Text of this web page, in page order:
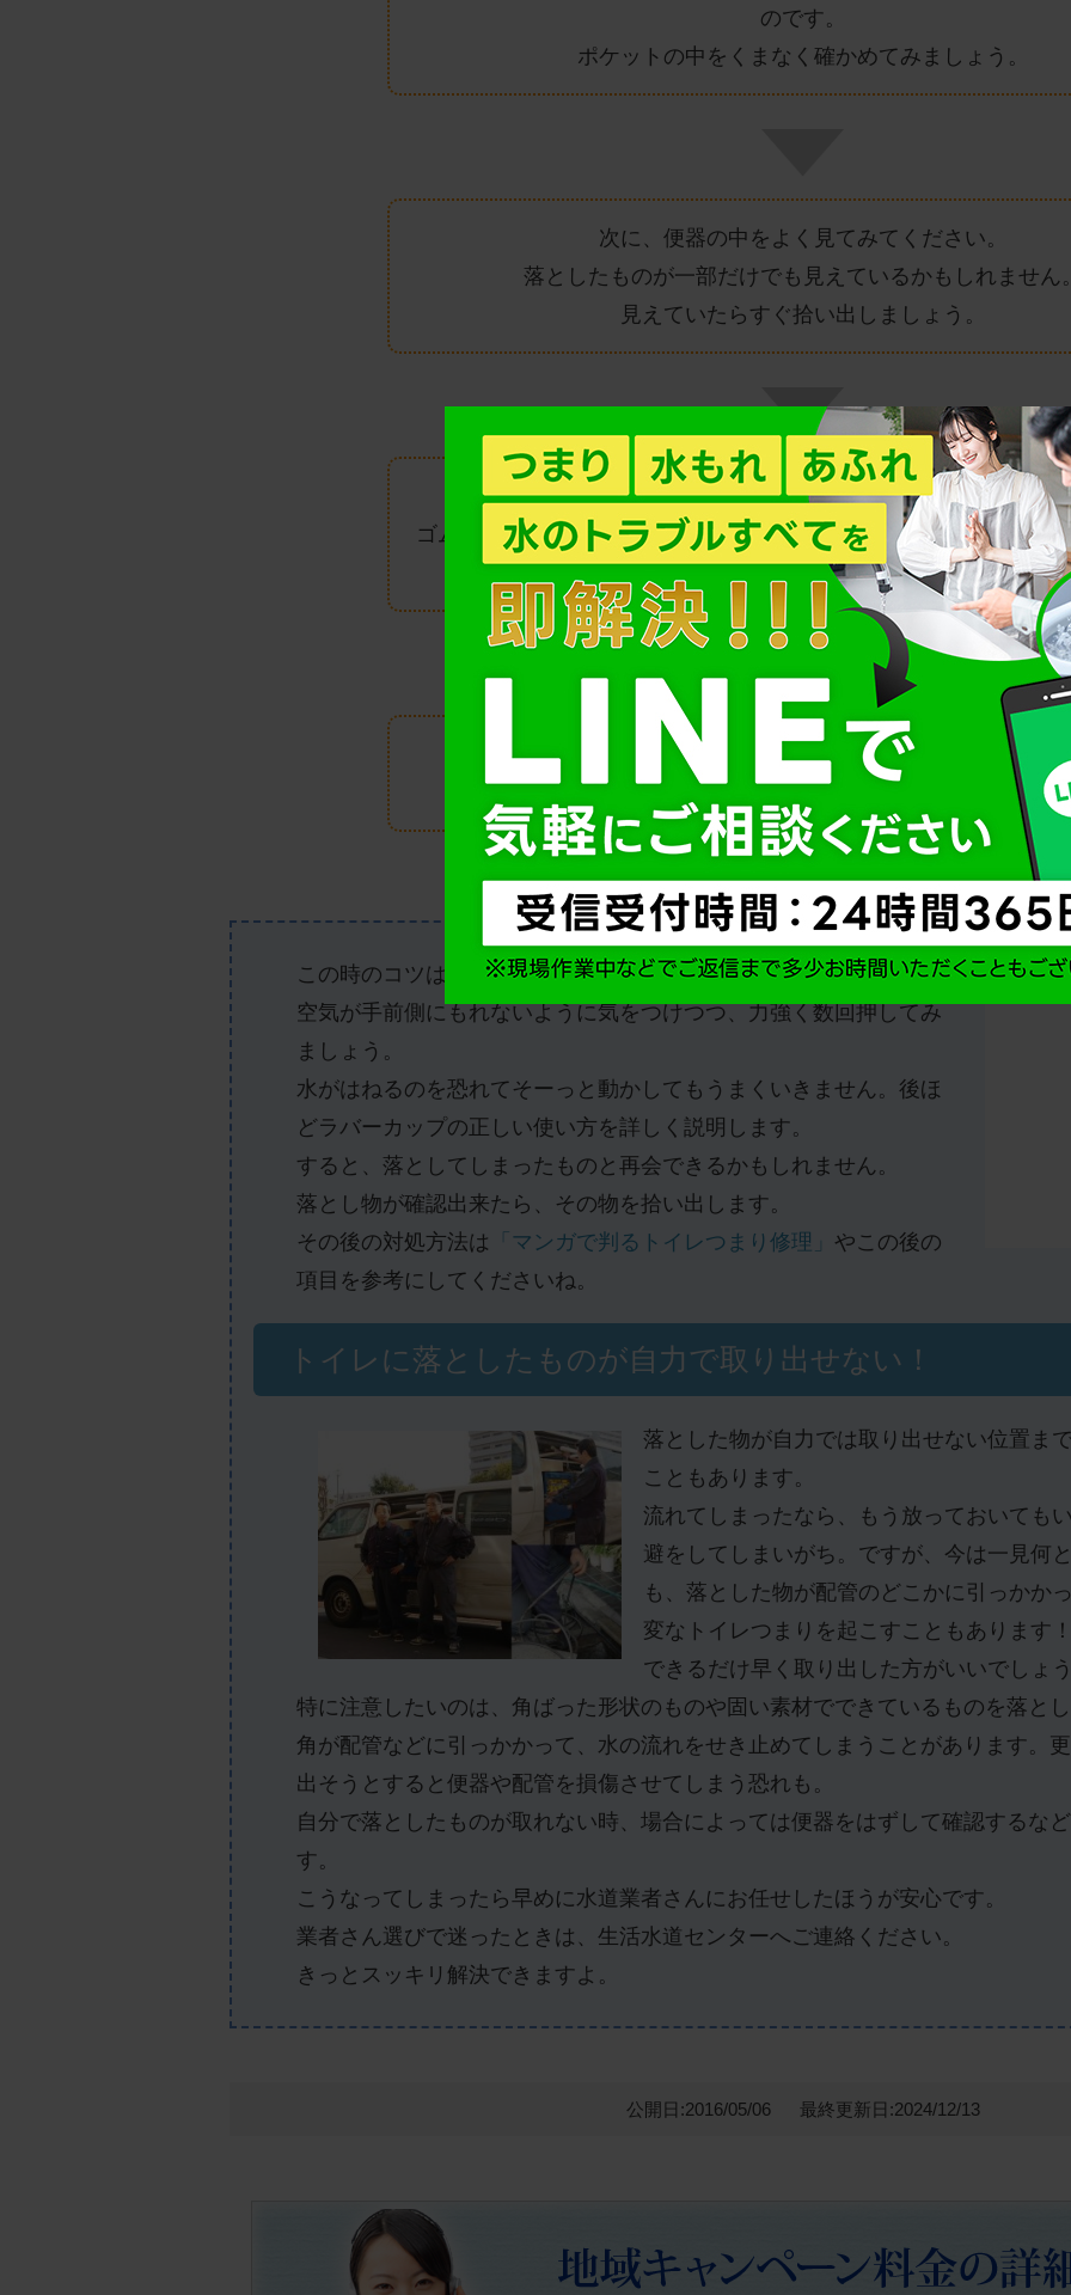
のです。
ポケットの中をくまなく確かめてみましょう。
次に、便器の中をよく見てみてください。
落としたものが一部だけでも見えているかもしれません。
見えていたらすぐ拾い出しましょう。
見えなくても手の届く部分に隠れているかもしれません
ゴム手袋やビニール袋を手にはめて、思い切って水の中に手を入れ
ましょう。
手を入れてみたけれど見つからない、と言う場合は、
ラバーカップを使ってスッポン！としてみましょう。
この時のコツはラバーカップをしっかりと便器に押しつけること！
空気が手前側にもれないように気をつけつつ、力強く数回押してみ
ましょう。
水がはねるのを恐れてそーっと動かしてもうまくいきません。後ほ
どラバーカップの正しい使い方を詳しく説明します。
すると、落としてしまったものと再会できるかもしれません。
落とし物が確認出来たら、その物を拾い出します。
その後の対処方法は 「マンガで判るトイレつまり修理」 やこの後の
項目を参考にしてくださいね。
トイレに落としたものが自力で取り出せない！
落とした物が自力では取り出せない位置ま
こともあります。
流れてしまったなら、もう放っておいても
避をしてしまいがち。ですが、今は一見何
も、落とした物が配管のどこかに引っかか
変なトイレつまりを起こすこともあります！
できるだけ早く取り出した方がいいでしょう
特に注意したいのは、角ばった形状のものや固い素材でできているものを落とし
角が配管などに引っかかって、水の流れをせき止めてしまうことがあります。
出そうとすると便器や配管を損傷させてしまう恐れも。
自分で落としたものが取れない時、場合によっては便器をはずして確認するな
す。
こうなってしまったら早めに水道業者さんにお任せしたほうが安心です。
業者さん選びで迷ったときは、生活水道センターへご連絡ください。
きっとスッキリ解決できますよ。
公開日:2016/05/06 最終更新日:2024/12/13